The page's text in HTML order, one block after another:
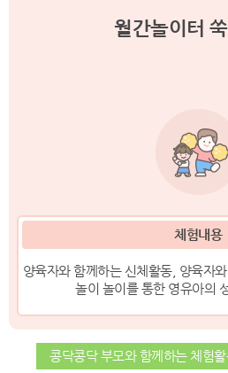
월간놀이터
체험내용
양육자와 함께하는 신체활동, 양육자
놀이 놀이를 통한 영유아의
콩닥콩닥 부모와 함께하는 체험활